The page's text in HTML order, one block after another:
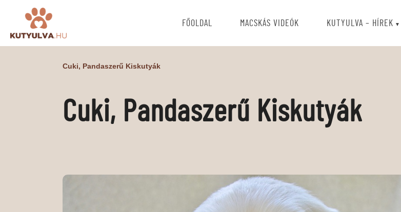
FŐOLDAL MACSKÁS VIDEÓK KUTYULVA – HÍREK
Cuki, Pandaszerű Kiskutyák
Cuki, Pandaszerű Kiskutyák